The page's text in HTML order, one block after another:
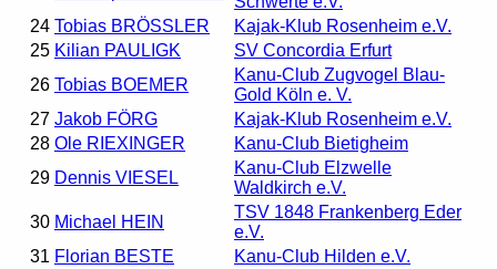
24 Tobias BRÖSSLER
Kajak-Klub Rosenheim e.V.
25 Kilian PAULIGK
SV Concordia Erfurt
26 Tobias BOEMER
Kanu-Club Zugvogel Blau-
Gold Köln e. V.
27 Jakob FÖRG
Kajak-Klub Rosenheim e.V.
28 Ole RIEXINGER
Kanu-Club Bietigheim
29 Dennis VIESEL
Kanu-Club Elzwelle
Waldkirch e.V.
30 Michael HEIN
TSV 1848 Frankenberg Eder
e.V.
31 Florian BESTE
Kanu-Club Hilden e.V.